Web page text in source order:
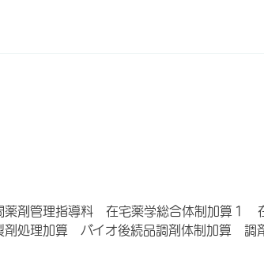
剤管理指導料 在宅薬学総合体制加算１
処理加算 バイオ後続品調剤体制加算 調